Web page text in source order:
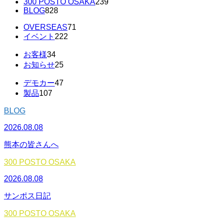
300 POSTO OSAKA239
BLOG828
OVERSEAS71
イベント 222
お客様34
お知らせ25
デモカー47
製品107
BLOG
2026.08.08
熊本の皆さんへ
300 POSTO OSAKA
2026.08.08
サンポス日記
300 POSTO OSAKA